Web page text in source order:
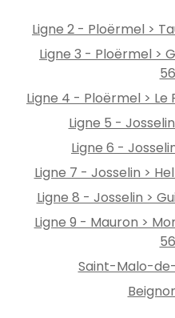
Ligne 2 - Ploërmel >
Ligne 3 - Ploërmel >
Ligne 4 - Ploërmel >
Ligne 5 -
Ligne 6 -
Ligne 7 - Josselin >
Ligne 8 - Josselin >
Ligne 9 - Mauron >
Saint-Malo-